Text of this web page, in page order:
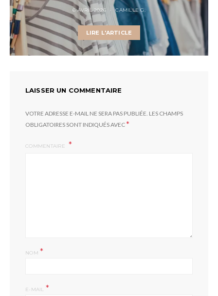
6 AVRIL 2026 CAMILLE G.
LIRE L'ARTICLE
LAISSER UN COMMENTAIRE
VOTRE ADRESSE E-MAIL NE SERA PAS PUBLIÉE. LES CHAMPS
OBLIGATOIRES SONT INDIQUÉS AVEC*
COMMENTAIRE
NOM *
E-MAIL *